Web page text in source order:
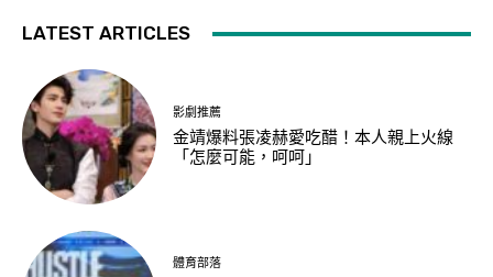
LATEST ARTICLES
影劇推薦
金靖爆料張凌赫愛吃醋！本人親上火線
「怎麼可能，呵呵」
體育部落